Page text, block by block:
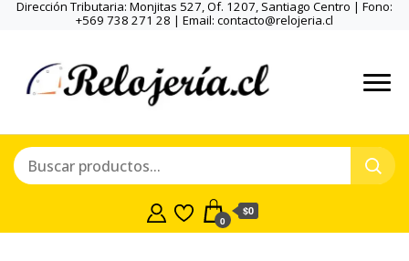
Dirección Tributaria: Monjitas 527, Of. 1207, Santiago Centro | Fono:
+569 738 271 28 | Email: contacto@relojeria.cl
0
$0